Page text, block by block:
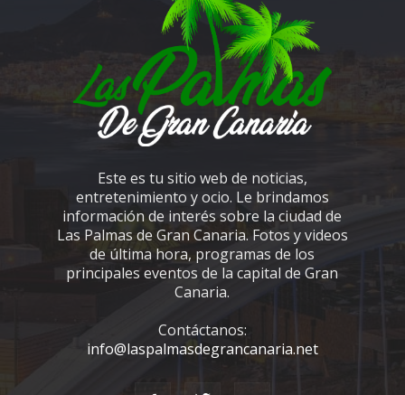
Este es tu sitio web de noticias,
entretenimiento y ocio. Le brindamos
información de interés sobre la ciudad de
Las Palmas de Gran Canaria. Fotos y videos
de última hora, programas de los
principales eventos de la capital de Gran
Canaria.
Contáctanos:
info@laspalmasdegrancanaria.net